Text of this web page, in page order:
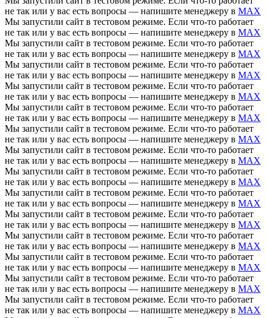
не так или у вас есть вопросы — напишите менеджеру в MAX
Мы запустили сайт в тестовом режиме. Если что-то работает
не так или у вас есть вопросы — напишите менеджеру в MAX
Мы запустили сайт в тестовом режиме. Если что-то работает
не так или у вас есть вопросы — напишите менеджеру в MAX
Мы запустили сайт в тестовом режиме. Если что-то работает
не так или у вас есть вопросы — напишите менеджеру в MAX
Мы запустили сайт в тестовом режиме. Если что-то работает
не так или у вас есть вопросы — напишите менеджеру в MAX
Мы запустили сайт в тестовом режиме. Если что-то работает
не так или у вас есть вопросы — напишите менеджеру в MAX
Мы запустили сайт в тестовом режиме. Если что-то работает
не так или у вас есть вопросы — напишите менеджеру в MAX
Мы запустили сайт в тестовом режиме. Если что-то работает
не так или у вас есть вопросы — напишите менеджеру в MAX
Мы запустили сайт в тестовом режиме. Если что-то работает
не так или у вас есть вопросы — напишите менеджеру в MAX
Мы запустили сайт в тестовом режиме. Если что-то работает
не так или у вас есть вопросы — напишите менеджеру в MAX
Мы запустили сайт в тестовом режиме. Если что-то работает
не так или у вас есть вопросы — напишите менеджеру в MAX
Мы запустили сайт в тестовом режиме. Если что-то работает
не так или у вас есть вопросы — напишите менеджеру в MAX
Мы запустили сайт в тестовом режиме. Если что-то работает
не так или у вас есть вопросы — напишите менеджеру в MAX
Мы запустили сайт в тестовом режиме. Если что-то работает
не так или у вас есть вопросы — напишите менеджеру в MAX
Мы запустили сайт в тестовом режиме. Если что-то работает
не так или у вас есть вопросы — напишите менеджеру в MAX